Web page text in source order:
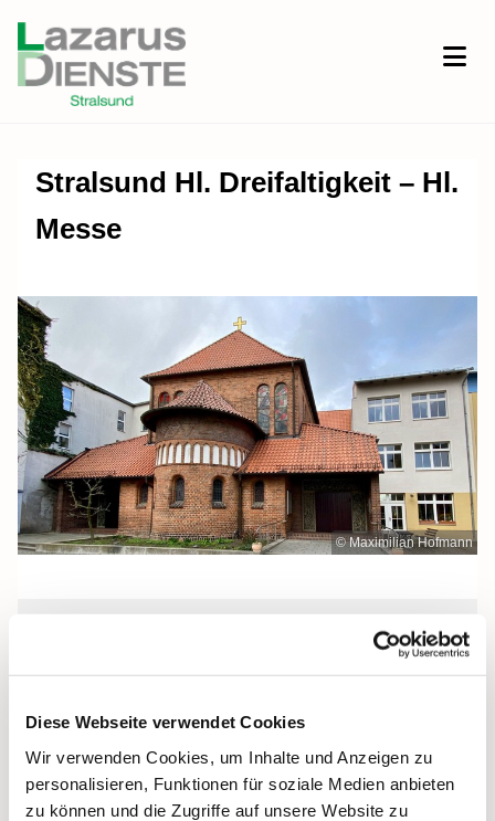
Diese Webseite verwendet Cookies
Wir verwenden Cookies, um Inhalte und Anzeigen zu
personalisieren, Funktionen für soziale Medien anbieten
zu können und die Zugriffe auf unsere Website zu
Stralsund Hl. Dreifaltigkeit – Hl.
Messe
© Maximilian Hofmann
Donnerstag, 18. März 2027, 09:00 -
Heilige Dreifaltigkeit, Stralsund,
Frankenstraße 39, 18439 Stralsund